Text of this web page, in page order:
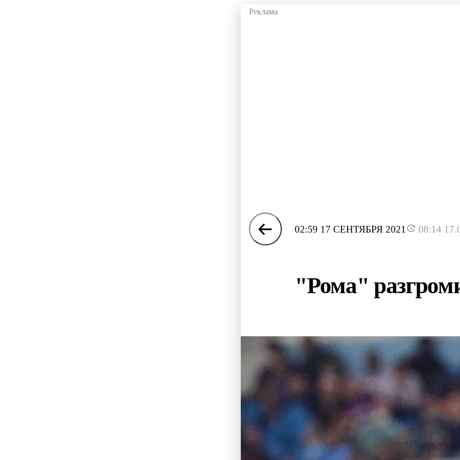
02:59 17 СЕНТЯБРЯ 2021 08:14
"Рома"